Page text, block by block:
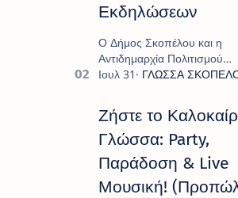
Εκδηλώσεων
Ο Δήμος Σκοπέλου και η
Αντιδημαρχία Πολιτισμού
παρουσιάζουν το
πλούσιο και πολυσυλλεκτικό
πρόγραμμα εκδ…
Ζήστε το
Γλώσσα: Party,
Παράδοση & Live
Μουσική!